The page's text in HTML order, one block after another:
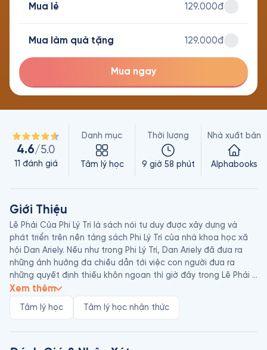
Mua lẻ 129.000đ
Mua làm quà tặng 129.000đ
Mua ngay
4.6/5.0
11 đánh giá
Danh mục
Tâm lý học
Thời lượng
9 giờ 58 phút
Nhà xuất bản
Alphabooks
Giới Thiệu
Lẽ Phải Của Phi Lý Trí là sách nói tư duy được xây dựng và
phát triển trên nền tảng sách Phi Lý Trí của nhà khoa học xã
hội Dan Ariely. Nếu như trong Phi Lý Trí, Dan Ariely đã đưa ra
những ảnh hưởng đa chiều dẫn tới việc con người đưa ra
những quyết định thiếu khôn ngoan thì giờ đây trong Lẽ Phải
Của Phi Lý Trí, ông hé lộ những ảnh hưởng đầy bất ngờ, cả
sống của chúng ta. Tập trung vào nghiên cứu những hành vi
Xem thêm
Tâm lý học Tâm lý học nhận thức